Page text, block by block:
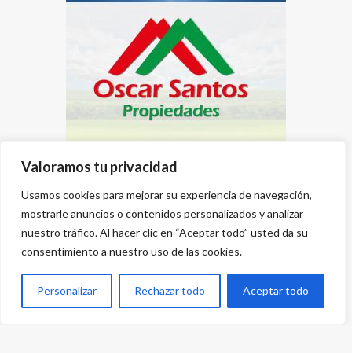
Valoramos tu privacidad
Usamos cookies para mejorar su experiencia de navegación,
mostrarle anuncios o contenidos personalizados y analizar
nuestro tráfico. Al hacer clic en “Aceptar todo” usted da su
consentimiento a nuestro uso de las cookies.
Personalizar Rechazar todo Aceptar todo